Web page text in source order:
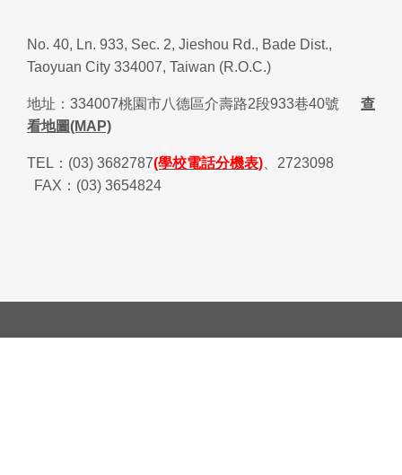
No. 40, Ln. 933, Sec. 2, Jieshou Rd., Bade Dist.,
Taoyuan City 334007, Taiwan (R.O.C.)
地址： 334007桃園市八德區介壽路2段933巷40號
查
看地圖(MAP)
TEL ： (03) 3682787(學校電話分機表)
2723098
FAX ： (03) 3654824